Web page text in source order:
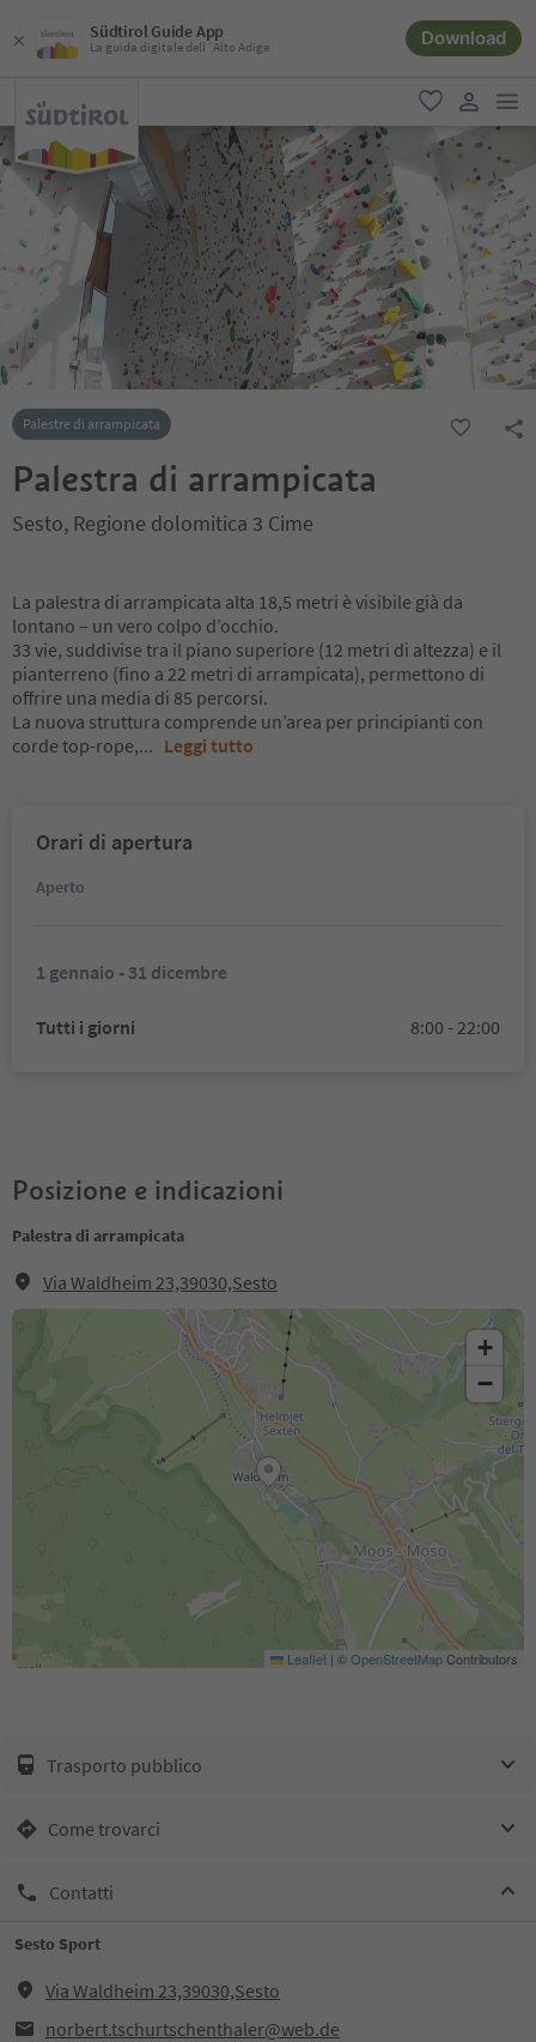
Südtirol Guide App
La guida digitale dell´Alto Adige Download
favoriti
user link
Palestre di arrampicata
Palestra di arrampicata
Sesto, Regione dolomitica 3 Cime
La palestra di arrampicata alta 18,5 metri è visibile già da
lontano – un vero colpo d’occhio.
33 vie, suddivise tra il piano superiore (12 metri di altezza) e il
pianterreno (fino a 22 metri di arrampicata), permettono di
offrire una media di 85 percorsi.
La nuova struttura comprende un’area per principianti con
corde top-rope,... Leggi tutto
Orari di apertura
Aperto
1 gennaio - 31 dicembre
Tutti i giorni 8:00 - 22:00
Posizione e indicazioni
Palestra di arrampicata
Via Waldheim 23,39030,Sesto
+
−
Leaflet | ©OpenStreetMapContributors
Trasporto pubblico
Come trovarci
Contatti
Sesto Sport
Via Waldheim 23,39030,Sesto
norbert.tschurtschenthaler@web.de